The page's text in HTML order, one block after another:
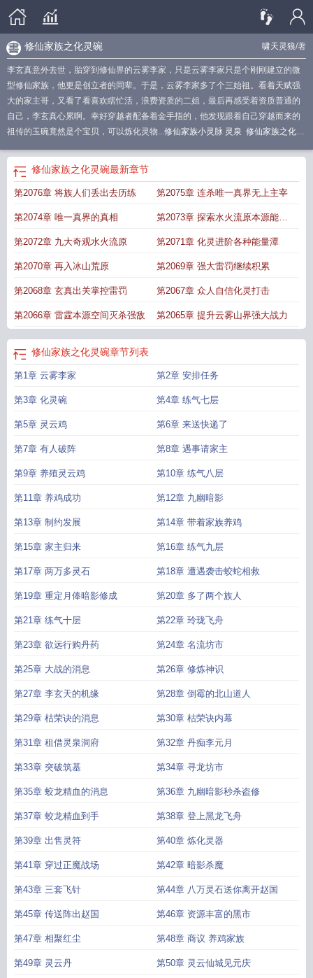
啸天灵狼/著
修仙家族之化灵碗
李玄真意外去世，胎穿到修仙界的云雾李家，只是云雾李家只是个刚刚建立的微
型修仙家族，他更是创立者的同辈。于是，云雾李家多了个三始祖。看着天赋强
大的家主哥，又看了看喜欢瞎忙活，浪费资质的二姐，最后再感受着资质普通的
自己，李玄真心累啊。幸好穿越者配备着金手指的，他发现跟着自己穿越而来的
祖传的玉碗竟然是个宝贝，可以炼化灵物...修仙家族小灵脉 灵泉 修仙家族之化灵
修仙家族大型灵脉 修仙家族之化灵碗有声
家族之化灵碗别名
碗笔修仙家族之化灵碗百度百科修仙家族之化灵碗作者啸天灵狼修仙家族之化
之化灵碗免费阅读 修仙家族之化灵碗TXT 修仙家族小灵修仙家族之化灵碗 列
表修仙家族灵田灵脉
修仙家族之化灵碗最新章节
第2076章 将族人们丢出去历练 第2075章 连杀唯一真界无上主宰
第2074章 唯一真界的真相 第2073章 探索水火流原本源能量
潭
第2072章 九大奇观水火流原 第2071章 化灵进阶各种能量潭
第2070章 再入冰山荒原 第2069章 强大雷罚继续积累
第2068章 玄真出关掌控雷罚 第2067章 众人自信化灵打击
第2066章 雷霆本源空间灭杀强敌 第2065章 提升云雾山界强大战力
修仙家族之化灵碗章节列表
第1章 云雾李家 第2章 安排任务
第3章 化灵碗 第4章 练气七层
第5章 灵云鸡 第6章 来送快递了
第7章 有人破阵 第8章 遇事请家主
第9章 养殖灵云鸡 第10章 练气八层
第11章 养鸡成功 第12章 九幽暗影
第13章 制约发展 第14章 带着家族养鸡
第15章 家主归来 第16章 练气九层
第17章 两万多灵石 第18章 遭遇袭击蛟蛇相救
第19章 重定月俸暗影修成 第20章 多了两个族人
第21章 练气十层 第22章 玲珑飞舟
第23章 欲远行购丹药 第24章 名流坊市
第25章 大战的消息 第26章 修炼神识
第27章 李玄天的机缘 第28章 倒霉的北山道人
第29章 枯荣诀的消息 第30章 枯荣诀内幕
第31章 租借灵泉洞府 第32章 丹痴李元月
第33章 突破筑基 第34章 寻龙坊市
第35章 蛟龙精血的消息 第36章 九幽暗影秒杀盗修
第37章 蛟龙精血到手 第38章 登上黑龙飞舟
第39章 出售灵符 第40章 炼化灵器
第41章 穿过正魔战场 第42章 暗影杀魔
第43章 三套飞针 第44章 八万灵石送你离开赵国
第45章 传送阵出赵国 第46章 资源丰富的黑市
第47章 相聚红尘 第48章 商议 养鸡家族
第49章 灵云丹 第50章 灵云仙城见元庆